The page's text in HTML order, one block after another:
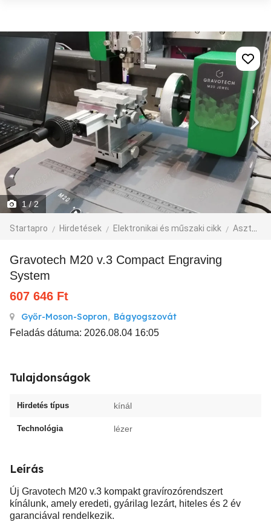
1/ 2
Startapro Hirdetések Elektronikai és műszaki cikk Asztali PC és tartozék
Gravotech M20 v.3 Compact Engraving
System
607 646 Ft
Győr-Moson-Sopron, Bágyogszovát
Feladás dátuma: 2026.08.04 16:05
Tulajdonságok
Hirdetés típus kínál
Technológia lézer
Leírás
Új Gravotech M20 v.3 kompakt gravírozórendszert
kínálunk, amely eredeti, gyárilag lezárt, hiteles és 2 év
garanciával rendelkezik.